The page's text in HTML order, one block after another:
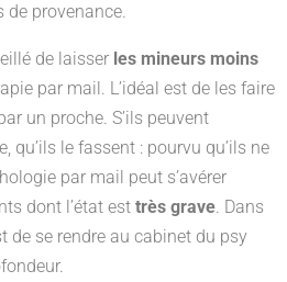
de provenance.
de laisser les mineurs moins
par mail. L’idéal est de les faire
un proche. S’ils peuvent
qu’ils le fassent : pourvu qu’ils ne
par mail peut s’avérer
dont l’état est très grave. Dans
de se rendre au cabinet du psy